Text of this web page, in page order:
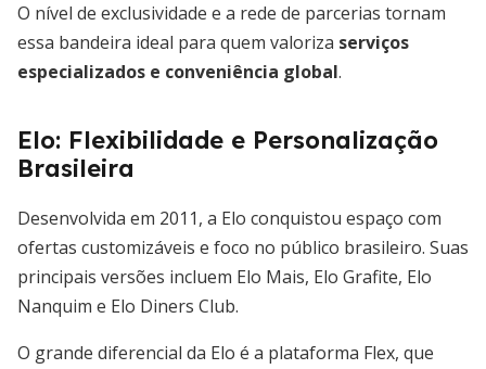
O nível de exclusividade e a rede de parcerias tornam
essa bandeira ideal para quem valoriza serviços
especializados e conveniência global.
Elo: Flexibilidade e Personalização
Brasileira
Desenvolvida em 2011, a Elo conquistou espaço com
ofertas customizáveis e foco no público brasileiro. Suas
principais versões incluem Elo Mais, Elo Grafite, Elo
Nanquim e Elo Diners Club.
O grande diferencial da Elo é a plataforma Flex, que